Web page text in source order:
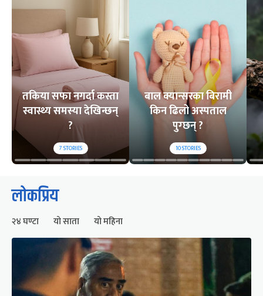
तकिया सफा नगर्दा कस्ता
स्वास्थ्य समस्या देखिन्छन्
?
7STORIES
बाल क्यान्सरका बिरामी
किन ढिलो अस्पताल
पुग्छन् ?
10STORIES
लोकप्रिय
२४ घण्टा यो साता यो महिना